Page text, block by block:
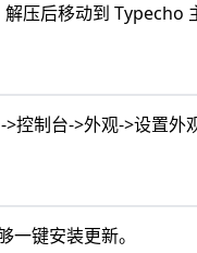
压后移动到 Typecho
控制台->外观->设置外
一键安装更新。